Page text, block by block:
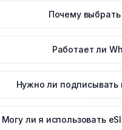
Почему
Работает ли
Нужно ли подписывать
Могу ли я использовать